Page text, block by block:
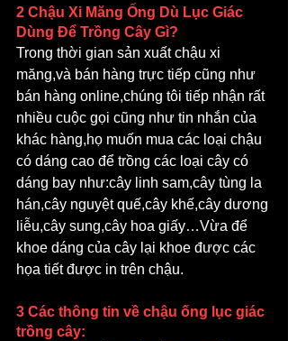
2 Chậu Xi Măng Ống Dù Lục Giác
Dùng Để Trồng Cây Gì?
Trong thời gian sản xuất chậu xi
măng,và bán hàng trực tiếp cũng như
bán hàng online,chúng tôi tiếp nhận rất
nhiều cuộc gọi cũng như tin nhắn của
khác hàng,họ muốn mua các loại chậu
có dáng cao để trồng các loại cây có
dáng bay như:cây linh sam,cây tùng la
hán,cây nguyệt quế,cây khế,cây dương
liễu,cây sung,cây hoa giấy…Vừa để
khoe dáng của cây lại khoe được các
họa tiết được in trên chậu.
3 Các thông tin về chậu ống lục giác
trồng cây: